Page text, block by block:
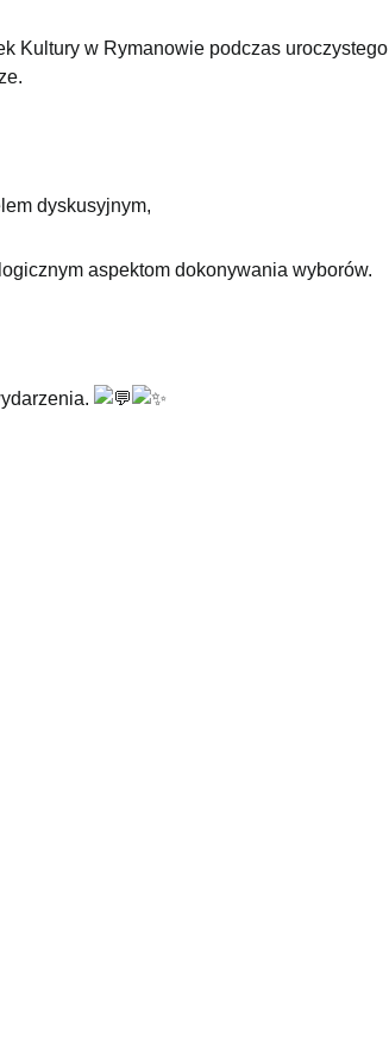
Kultury w Rymanowie podczas uroczystego
dyskusyjnym,
aspektom dokonywania wyborów.